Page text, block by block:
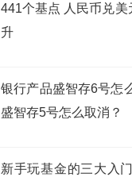
441个基点 人民币兑美
升
银行产品盛智存6号怎
盛智存5号怎么取消？
新手玩基金的三大入